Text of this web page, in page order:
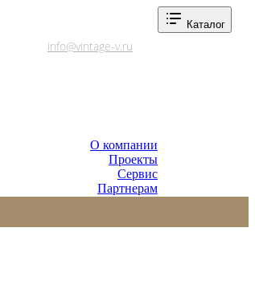
info@vintage-v.ru
О компании
Проекты
Сервис
Партнерам
Каталог